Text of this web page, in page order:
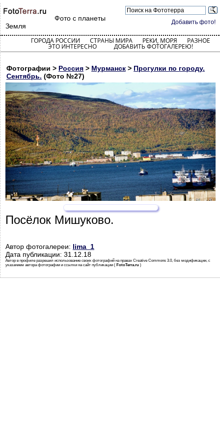
Добавить фото!
Фото с планеты
Земля
ГОРОДА РОССИИ СТРАНЫ МИРА РЕКИ, МОРЯ РАЗНОЕ
ЭТО ИНТЕРЕСНО ДОБАВИТЬ ФОТОГАЛЕРЕЮ!
Фотографии > Россия > Мурманск > Прогулки по городу.
Сентябрь. (Фото №27)
Посёлок Мишуково.
Автор фотогалереи: lima_1
Дата публикации: 31.12.18
Автор в профиле разрешил использование своих фотографий на правах Creative Commons 3.0, без модификации, с
указанием автора фотографии и ссылки на сайт публикации ( FotoTerra.ru )